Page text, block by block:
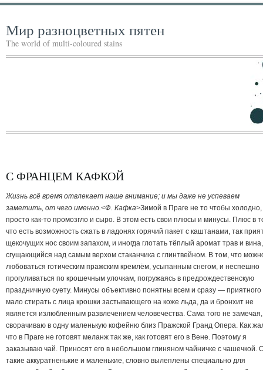
Мир разноцветных пятен
The world of multi-coloured stains
С ФРАНЦЕМ КАФКОЙ
Жизнь всё время отвлекает наше внимание; и мы даже не успеваем
заметить, от чего именно.<Ф. Кафка>Зимой в Праге не то чтобы холодно,
просто как-то промозгло и сыро. В этом есть свои плюсы и минусы. Плюс в
что есть возможность сжать в ладонях горячий пакет с каштанами, так
щекочущих нос своим запахом, и иногда глотать тёплый аромат трав и вина,
сгущающийся над самым верхом стаканчика с глинтвейном. В том, что
любоваться готическим пражским кремлём, усыпанным снегом, и неспешно
прогуливаться по крошечным улочкам, погружаясь в предрождественскую
праздничную суету. Минусы объективно понятны всем и сразу — приятного
мало стирать с лица крошки застывающего на коже льда, да и бронхит не
является излюбленным развлечением человечества. Сама того не
сворачиваю в одну маленькую кофейню близ Пражской Гранд Опера. Как
что в Праге не готовят меланж так же, как готовят его в Вене. Поэтому я
заказываю чай. Приносят его в небольшом глиняном чайничке с чашечкой.
такие аккуратненькие и маленькие, словно вылеплены специально для